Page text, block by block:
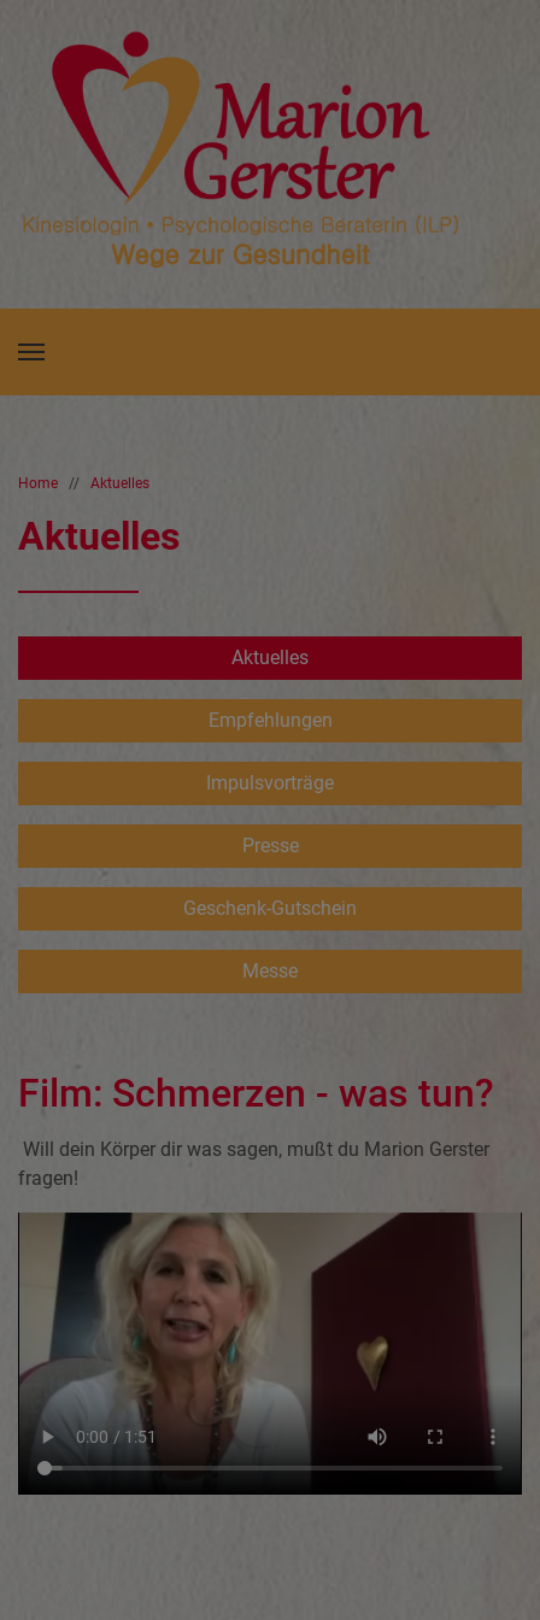
Home // Aktuelles
Aktuelles
Aktuelles
Empfehlungen
Impulsvorträge
Presse
Geschenk-Gutschein
Messe
Film: Schmerzen - was tun?
Will dein Körper dir was sagen, mußt du Marion Gerster
fragen!